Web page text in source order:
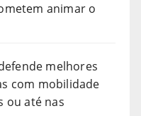
animar o
melhores
com mobilidade
ou até nas